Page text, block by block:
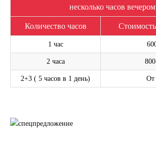
несколько часов
Количество часов
1 час
2 часа
2+3 ( 5 часов в 1 день) От